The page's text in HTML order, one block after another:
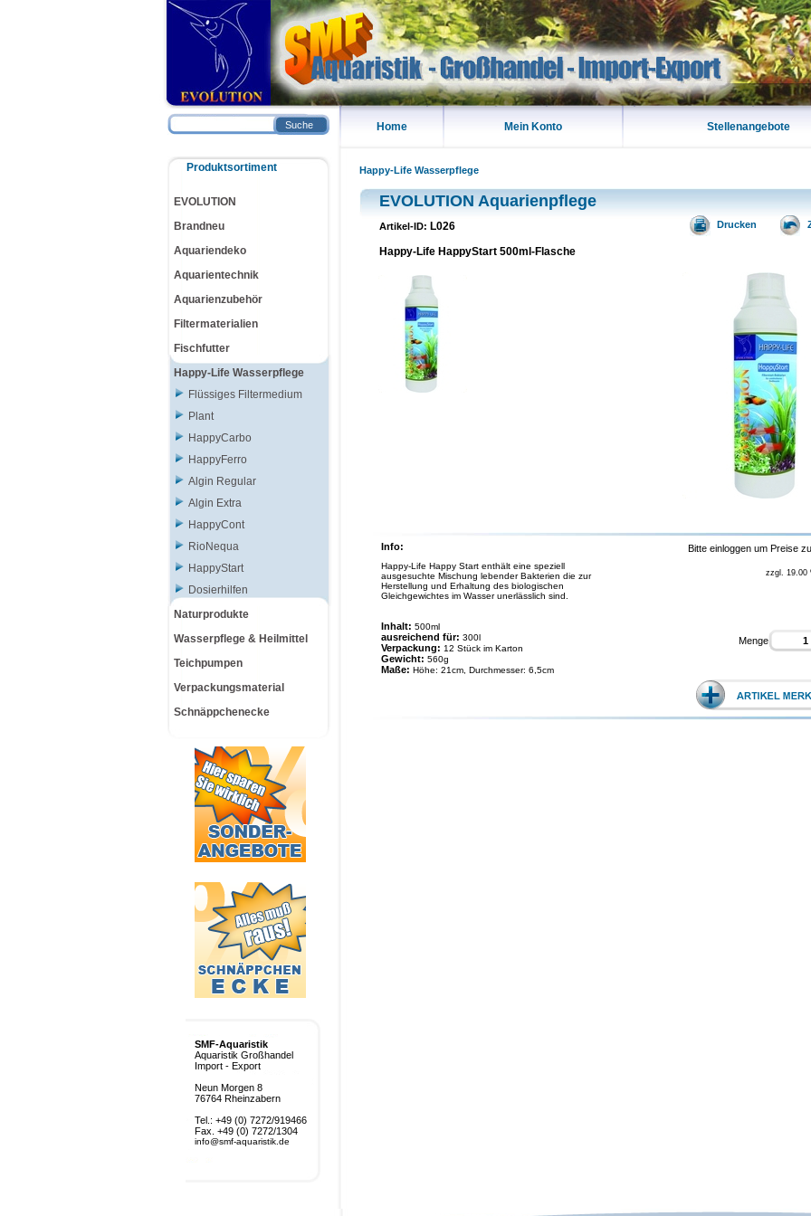
Home Mein Konto Stellenangebote
Happy-Life Wasserpflege
EVOLUTION Aquarienpflege
Artikel-ID: L026
Happy-Life HappyStart 500ml-Flasche
Drucken
Info:
Happy-Life Happy Start enthält eine speziell
ausgesuchte Mischung lebender Bakterien die zur
Herstellung und Erhaltung des biologischen
Gleichgewichtes im Wasser unerlässlich sind.
Inhalt: 500ml
ausreichend für: 300l
Verpackung: 12 Stück im Karton
Gewicht: 560g
Maße: Höhe: 21cm, Durchmesser: 6,5cm
Bitte einloggen um Preise
zzgl. 19.00
Menge
Suche
Produktsortiment
EVOLUTION
Brandneu
Aquariendeko
Aquarientechnik
Aquarienzubehör
Filtermaterialien
Fischfutter
Happy-Life Wasserpflege
Flüssiges Filtermedium
Plant
HappyCarbo
HappyFerro
Algin Regular
Algin Extra
HappyCont
RioNequa
HappyStart
Dosierhilfen
Naturprodukte
Wasserpflege & Heilmittel
Teichpumpen
Verpackungsmaterial
Schnäppchenecke
SMF-Aquaristik
Aquaristik Großhandel
Import - Export
Neun Morgen 8
76764 Rheinzabern
Tel.: +49 (0) 7272/919466
Fax. +49 (0) 7272/1304
info@smf-aquaristik.de